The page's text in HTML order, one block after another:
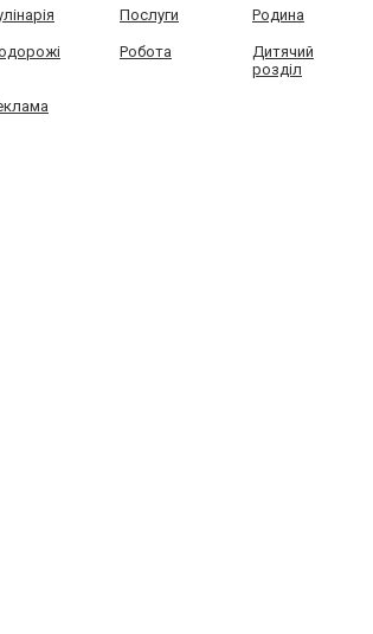
Послуги Родина
Робота
Дитячий
розділ